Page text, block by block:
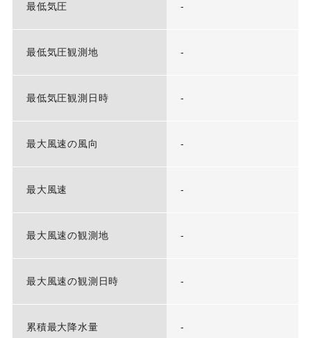
最低気圧 -
最低気圧観測地 -
最低気圧観測日時 -
最大風速の風向 -
最大風速 -
最大風速の観測地 -
最大風速の観測日時 -
累積最大降水量 -